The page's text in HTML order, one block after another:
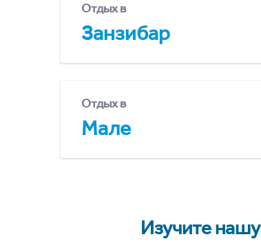
Отдых в
Занзибар
Отдых в
Мале
Изучите